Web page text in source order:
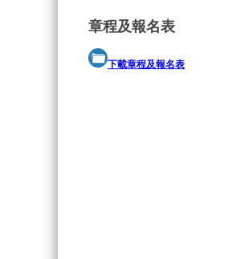
章程及報名表
下載章程及報名表